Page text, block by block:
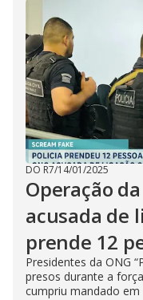
DO R7/14/01/2025
Operação
acusada de
prende 12
Presidentes da ONG
presos durante a
cumpriu mandado em